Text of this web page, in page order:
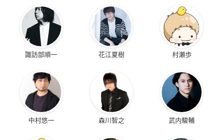
諏訪部順一 花江夏樹 村瀬歩
中村悠一 森川智之 武内駿輔